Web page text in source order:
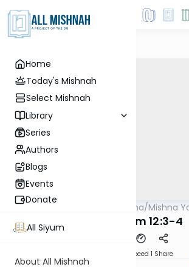
Home
Today's Mishnah
Select Mishnah
Library
Series
Authors
Blogs
Events
Donate
All Siyum
About All Mishnah
AllMishna/Mishna
Zevachim 12:3-4
Speed 1 Share